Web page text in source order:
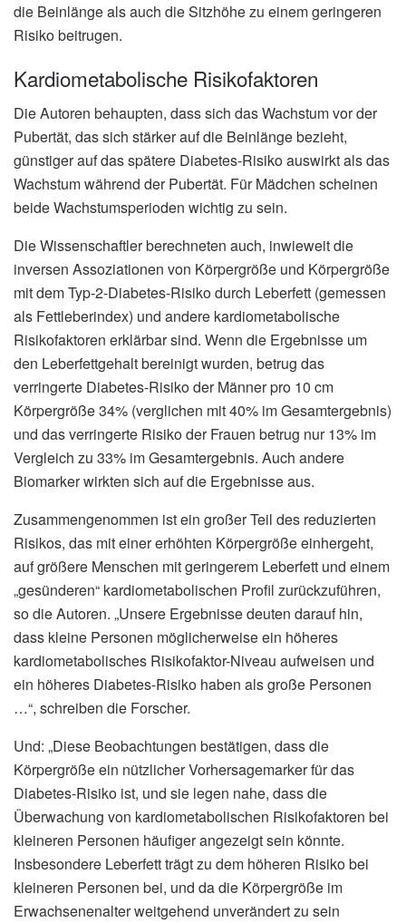
die Beinlänge als auch die Sitzhöhe zu einem geringeren
Risiko beitrugen.
Kardiometabolische Risikofaktoren
Die Autoren behaupten, dass sich das Wachstum vor der
Pubertät, das sich stärker auf die Beinlänge bezieht,
günstiger auf das spätere Diabetes-Risiko auswirkt als das
Wachstum während der Pubertät. Für Mädchen scheinen
beide Wachstumsperioden wichtig zu sein.
Die Wissenschaftler berechneten auch, inwieweit die
inversen Assoziationen von Körpergröße und Körpergröße
mit dem Typ-2-Diabetes-Risiko durch Leberfett (gemessen
als Fettleberindex) und andere kardiometabolische
Risikofaktoren erklärbar sind. Wenn die Ergebnisse um
den Leberfettgehalt bereinigt wurden, betrug das
verringerte Diabetes-Risiko der Männer pro 10 cm
Körpergröße 34% (verglichen mit 40% im Gesamtergebnis)
und das verringerte Risiko der Frauen betrug nur 13% im
Vergleich zu 33% im Gesamtergebnis. Auch andere
Biomarker wirkten sich auf die Ergebnisse aus.
Zusammengenommen ist ein großer Teil des reduzierten
Risikos, das mit einer erhöhten Körpergröße einhergeht,
auf größere Menschen mit geringerem Leberfett und einem
„gesünderen“ kardiometabolischen Profil zurückzuführen,
so die Autoren. „Unsere Ergebnisse deuten darauf hin,
dass kleine Personen möglicherweise ein höheres
kardiometabolisches Risikofaktor-Niveau aufweisen und
ein höheres Diabetes-Risiko haben als große Personen
…“, schreiben die Forscher.
Und: „Diese Beobachtungen bestätigen, dass die
Körpergröße ein nützlicher Vorhersagemarker für das
Diabetes-Risiko ist, und sie legen nahe, dass die
Überwachung von kardiometabolischen Risikofaktoren bei
kleineren Personen häufiger angezeigt sein könnte.
Insbesondere Leberfett trägt zu dem höheren Risiko bei
kleineren Personen bei, und da die Körpergröße im
Erwachsenenalter weitgehend unverändert zu sein